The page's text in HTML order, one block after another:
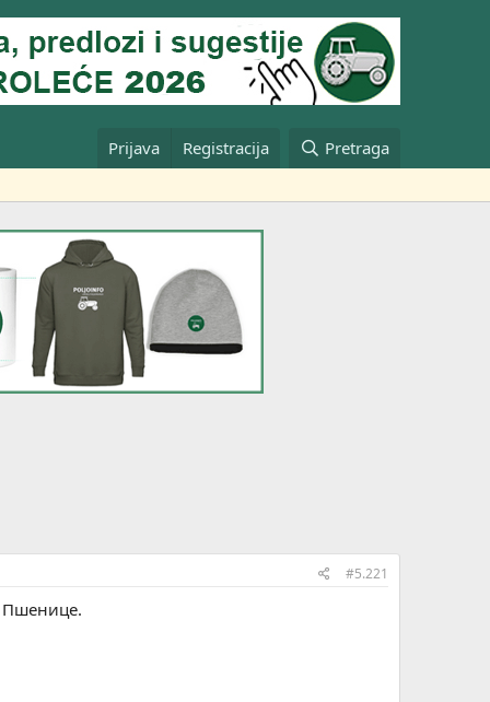
Prijava Registracija Pretraga
#5.221
Пшенице.